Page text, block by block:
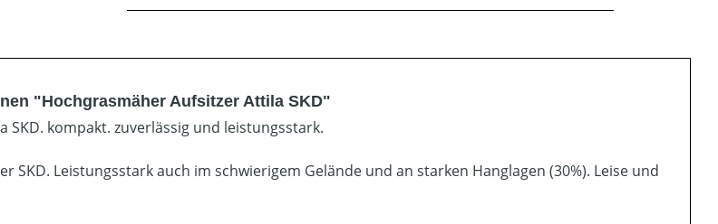
"Hochgrasmäher Aufsitzer Attila SKD"
SKD. kompakt. zuverlässig und leistungsstark.
SKD. Leistungsstark auch im schwierigem Gelände und an starken Hanglagen (30%). Leise und